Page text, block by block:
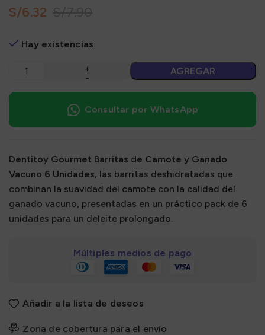
S/6.32
Hay existencias
AGREGAR
Consultar por WhatsApp
Dentitoy Gourmet Barritas de Camote y Ganado
Vacuno 6 Unidades, las barritas deshidratadas que
combinan la suavidad del camote con la calidad del
ganado vacuno, presentadas en un práctico pack de 6
unidades para un deleite prolongado.
Múltiples medios de pago
Añadir a la lista de deseos
Zona de cobertura para el envío